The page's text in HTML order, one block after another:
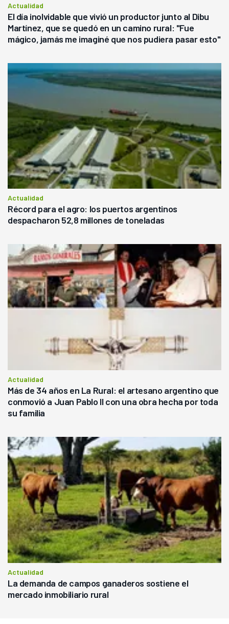
Actualidad
El día inolvidable que vivió un productor junto al Dibu
Martínez, que se quedó en un camino rural: "Fue
mágico, jamás me imaginé que nos pudiera pasar esto"
Actualidad
Récord para el agro: los puertos argentinos
despacharon 52,8 millones de toneladas
Actualidad
Más de 34 años en La Rural: el artesano argentino que
conmovió a Juan Pablo II con una obra hecha por toda
su familia
Actualidad
La demanda de campos ganaderos sostiene el
mercado inmobiliario rural